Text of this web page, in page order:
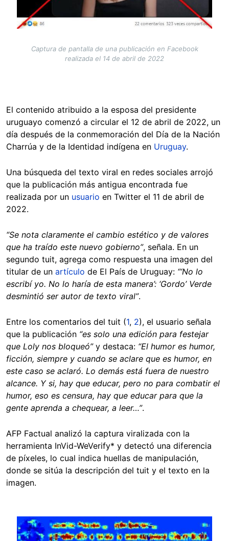
Captura de pantalla de una publicación en Facebook
realizada el 14 de abril de 2022
El contenido atribuido a la esposa del presidente
uruguayo comenzó a circular el 12 de abril de 2022, un
día después de la conmemoración del Día de la Nación
Charrúa y de la Identidad indígena en Uruguay.
Una búsqueda del texto viral en redes sociales arrojó
que la publicación más antigua encontrada fue
realizada por un usuario en Twitter el 11 de abril de
2022.
“Se nota claramente el cambio estético y de valores
que ha traído este nuevo gobierno”, señala. En un
segundo tuit, agrega como respuesta una imagen del
titular de un artículo de El País de Uruguay: “‘No lo
escribí yo. No lo haría de esta manera’: ‘Gordo’ Verde
desmintió ser autor de texto viral”.
Entre los comentarios del tuit (1, 2), el usuario señala
que la publicación “es solo una edición para festejar
que Loly nos bloqueó”y destaca: “El humor es humor,
ficción, siempre y cuando se aclare que es humor, en
este caso se aclaró. Lo demás está fuera de nuestro
alcance. Y si, hay que educar, pero no para combatir el
humor, eso es censura, hay que educar para que la
gente aprenda a chequear, a leer…”.
AFP Factual analizó la captura viralizada con la
herramienta InVid-WeVerify* y detectó una diferencia
de píxeles, lo cual indica huellas de manipulación,
donde se sitúa la descripción del tuit y el texto en la
imagen.
Image